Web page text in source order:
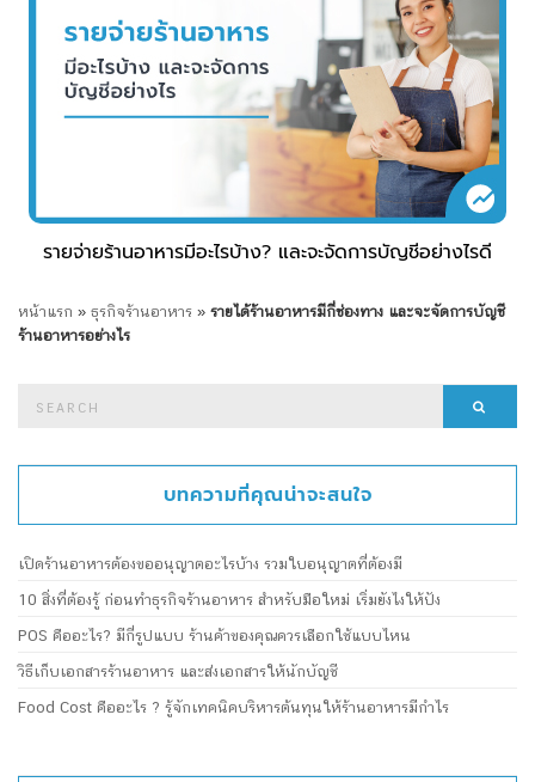
รายจ่ายร้านอาหารมีอะไรบ้าง? และจะจัดการบัญชีอย่างไรดี
หน้าแรก » ธุรกิจร้านอาหาร » รายได้ร้านอาหารมีกี่ช่องทาง และจะจัดการบัญชี
ร้านอาหารอย่างไร
for:
บทความที่คุณน่าจะสนใจ
เปิดร้านอาหารต้องขออนุญาตอะไรบ้าง รวมใบอนุญาตที่ต้องมี
10 สิ่งที่ต้องรู้ ก่อนทำธุรกิจร้านอาหาร สำหรับมือใหม่ เริ่มยังไงให้ปัง
POS คืออะไร? มีกี่รูปแบบ ร้านค้าของคุณควรเลือกใช้แบบไหน
วิธีเก็บเอกสารร้านอาหาร และส่งเอกสารให้นักบัญชี
Food Cost คืออะไร ? รู้จักเทคนิคบริหารต้นทุนให้ร้านอาหารมีกำไร